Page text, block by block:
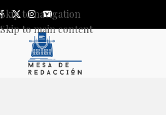
Skip to navigation
Skip to main content